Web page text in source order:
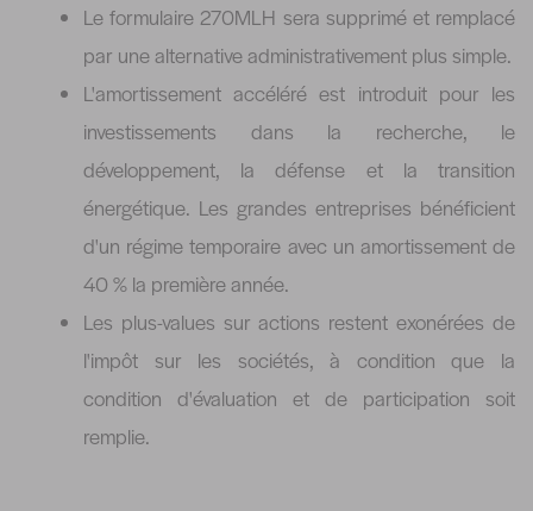
Le formulaire 270MLH sera supprimé et remplacé
par une alternative administrativement plus simple.
L'amortissement accéléré est introduit pour les
investissements dans la recherche, le
développement, la défense et la transition
énergétique. Les grandes entreprises bénéficient
d'un régime temporaire avec un amortissement de
40 % la première année.
Les plus-values sur actions restent exonérées de
l'impôt sur les sociétés, à condition que la
condition d'évaluation et de participation soit
remplie.